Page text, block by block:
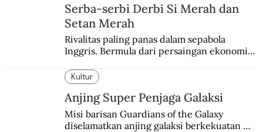
Serba-serbi Derbi Si Merah dan
Setan Merah
Rivalitas paling panas dalam sepabola
Inggris. Bermula dari persaingan ekonomi
Kultur
Anjing Super Penjaga Galaksi
Misi barisan Guardians of the Galaxy
diselamatkan anjing galaksi berkekuatan